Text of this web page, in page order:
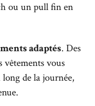
ou un pull fin en
adaptés. Des
vêtements vous
de la journée,